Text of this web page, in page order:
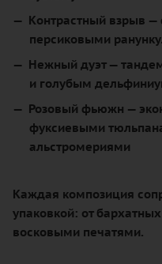
Контрастный взрыв —
персиковыми
Нежный дуэт—
и голубым
Розовый фьюжн —
фуксиевыми
альстромериями
Каждая композиция
упаковкой: от
восковыми печатями.